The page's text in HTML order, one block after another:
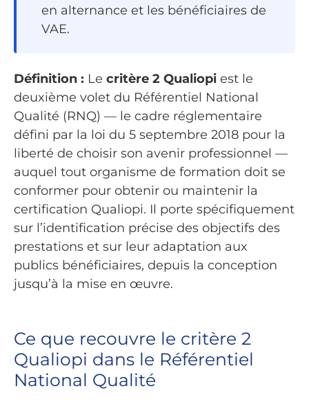
en alternance et les bénéficiaires de
VAE.
Définition : Le critère 2 Qualiopi est le
deuxième volet du Référentiel National
Qualité (RNQ) — le cadre réglementaire
défini par la loi du 5 septembre 2018 pour la
liberté de choisir son avenir professionnel —
auquel tout organisme de formation doit se
conformer pour obtenir ou maintenir la
certification Qualiopi. Il porte spécifiquement
sur l’identification précise des objectifs des
prestations et sur leur adaptation aux
publics bénéficiaires, depuis la conception
jusqu’à la mise en œuvre.
Ce que recouvre le critère 2
Qualiopi dans le Référentiel
National Qualité